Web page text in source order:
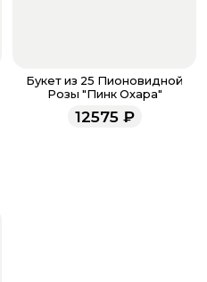
Букет из 25 Пионовидной
Розы "Пинк Охара"
12575₽